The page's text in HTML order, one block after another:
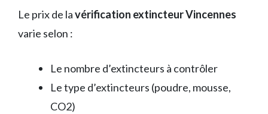
Le prix de lavérification extincteur Vincennes
varie selon :
Le nombre d’extincteurs à contrôler
Le type d’extincteurs (poudre, mousse,
CO2)